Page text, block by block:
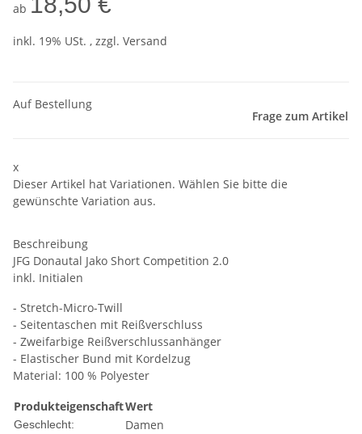
ab
inkl. 19% USt. , zzgl. Versand
Auf Bestellung
Frage zum Artikel
x
Dieser Artikel hat Variationen. Wählen Sie bitte die
gewünschte Variation aus.
Beschreibung
JFG Donautal Jako Short Competition 2.0
inkl. Initialen
- Stretch-Micro-Twill
- Seitentaschen mit Reißverschluss
- Zweifarbige Reißverschlussanhänger
- Elastischer Bund mit Kordelzug
Material: 100 % Polyester
ProdukteigenschaftWert
Geschlecht: Damen